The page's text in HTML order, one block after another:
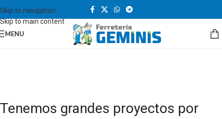
Skip to navigation
Skip to main content
MENU
Tenemos grandes proyectos por